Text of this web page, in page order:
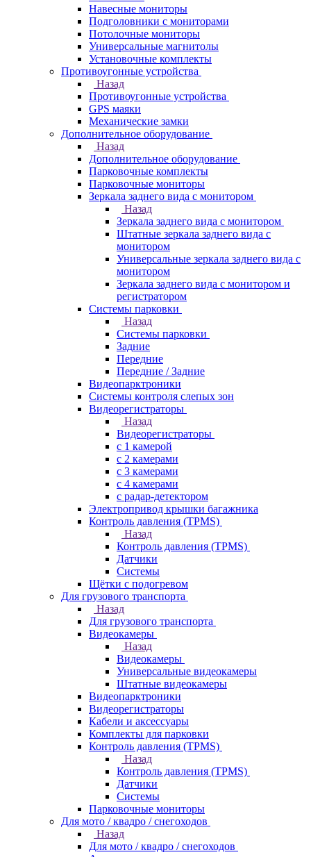
Навесные мониторы
Подголовники с мониторами
Потолочные мониторы
Универсальные магнитолы
Установочные комплекты
Противоугонные устройства
Назад
Противоугонные устройства
GPS маяки
Механические замки
Дополнительное оборудование
Назад
Дополнительное оборудование
Парковочные комплекты
Парковочные мониторы
Зеркала заднего вида с монитором
Назад
Зеркала заднего вида с монитором
Штатные зеркала заднего вида с
монитором
Универсальные зеркала заднего вида с
монитором
Зеркала заднего вида с монитором и
регистратором
Системы парковки
Назад
Системы парковки
Задние
Передние
Передние / Задние
Видеопарктроники
Системы контроля слепых зон
Видеорегистраторы
Назад
Видеорегистраторы
с 1 камерой
с 2 камерами
с 3 камерами
с 4 камерами
с радар-детектором
Электропривод крышки багажника
Контроль давления (TPMS)
Назад
Контроль давления (TPMS)
Датчики
Системы
Щётки с подогревом
Для грузового транспорта
Назад
Для грузового транспорта
Видеокамеры
Назад
Видеокамеры
Универсальные видеокамеры
Штатные видеокамеры
Видеопарктроники
Видеорегистраторы
Кабели и аксессуары
Комплекты для парковки
Контроль давления (TPMS)
Назад
Контроль давления (TPMS)
Датчики
Системы
Парковочные мониторы
Для мото / квадро / снегоходов
Назад
Для мото / квадро / снегоходов